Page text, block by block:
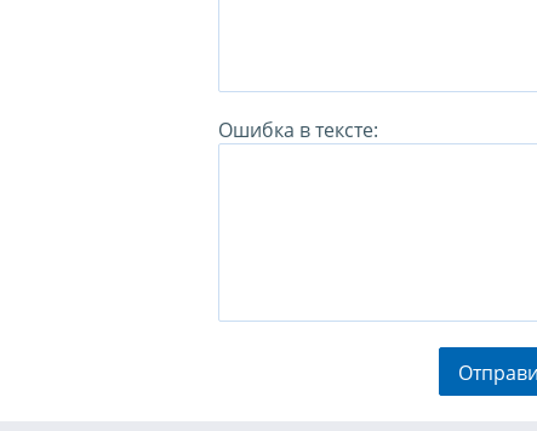
Ошибка в тексте: